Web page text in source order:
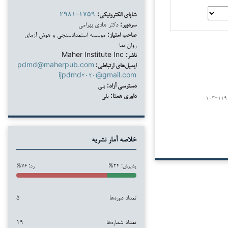
۱۰۳-۱۱۹
شاپای الکترونیکی: ۲۹۸۱-۱۷۵۹
سردبیر: دکتر هادی بهرامی
صاحب امتیاز: موسسه استعدادسنجی و هوش آزمای
روان نما
ناشر:
ایمیل‌های ارتباطی: pdmd@maherpub.com
ijpdmd۲۰۲۰@gmail.com
دسترسی آزاد: بلی
داوری همتا: بلی
خلاصه آمار نشریه
پذیرش: ۲۴% رد: ۷۶%
تعداد دوره‌ها ۵
تعداد شماره‌ها ۱۹